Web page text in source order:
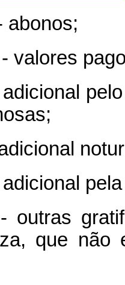
abonos;
valores
adicional
outras
que não